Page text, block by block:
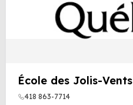
École des Jolis-Vents
418 863-7714